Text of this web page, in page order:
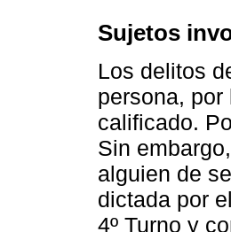
Sujetos
Los delitos
persona,
calificado.
Sin
alguien de
dictada por
4º Turno y